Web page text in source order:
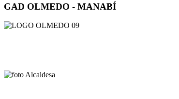
GAD OLMEDO - MANABÍ